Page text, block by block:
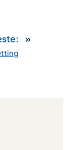
»